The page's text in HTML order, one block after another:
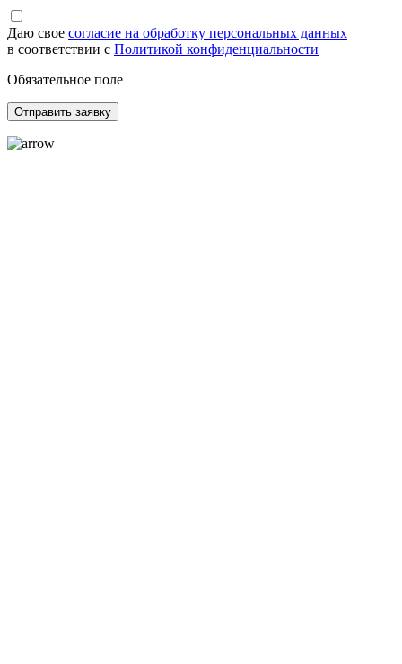
Даю свое согласие на обработку персональных данных
в соответствии с Политикой конфиденциальности
Обязательное поле